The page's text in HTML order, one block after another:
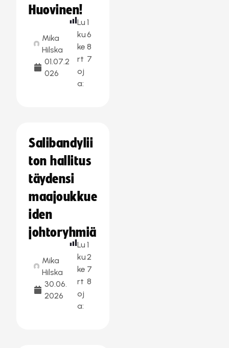
Huovinen!
Mika
Hilska
01.07.2
026
Lu
ku
ke
rt
oj
a:
1
6
8
7
Salibandylii
ton hallitus
täydensi
maajoukkue
iden
johtoryhmiä
Mika
Hilska
30.06.
2026
Lu
ku
ke
rt
oj
a:
1
2
7
8